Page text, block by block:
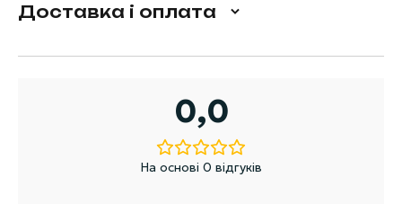
Доставка і оплата
0,0
На основі 0 відгуків